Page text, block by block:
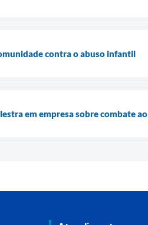
contra o abuso infantil
em empresa sobre combate